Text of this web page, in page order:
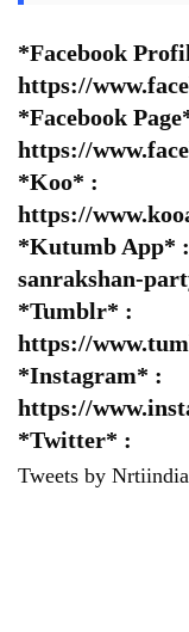
*Facebook
https://
*Facebook
https://
*Koo* :
https://
*Kutumb App* :
sanrakshan-
*Tumblr* :
https://
*Instagram* :
https://
*Twitter* :
Tweets by Nrtiindia